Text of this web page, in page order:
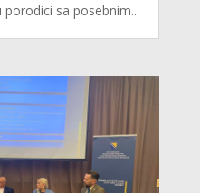
sa posebnim...